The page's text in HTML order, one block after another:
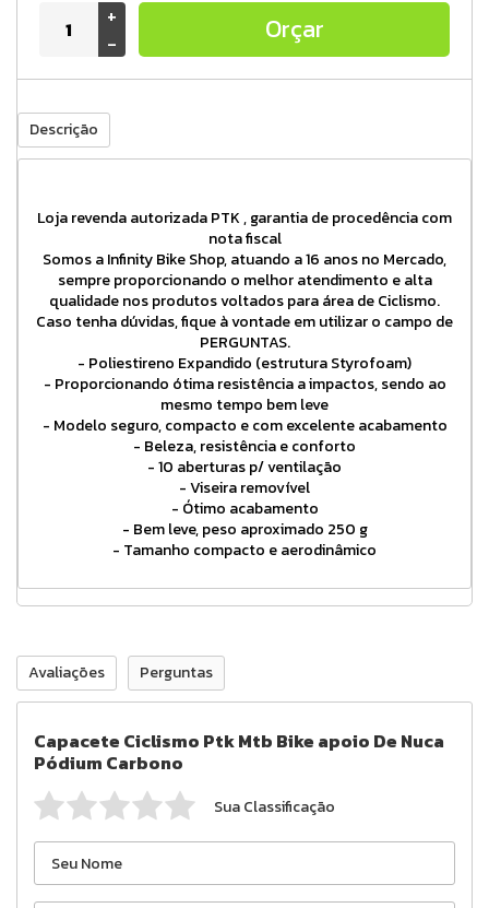
+
-
Orçar
Descrição
Loja revenda autorizada PTK , garantia de procedência com
nota fiscal
Somos a Infinity Bike Shop, atuando a 16 anos no Mercado,
sempre proporcionando o melhor atendimento e alta
qualidade nos produtos voltados para área de Ciclismo.
Caso tenha dúvidas, fique à vontade em utilizar o campo de
PERGUNTAS.
- Poliestireno Expandido (estrutura Styrofoam)
- Proporcionando ótima resistência a impactos, sendo ao
mesmo tempo bem leve
- Modelo seguro, compacto e com excelente acabamento
- Beleza, resistência e conforto
- 10 aberturas p/ ventilação
- Viseira removível
- Ótimo acabamento
- Bem leve, peso aproximado 250 g
- Tamanho compacto e aerodinâmico
Avaliações Perguntas
Capacete Ciclismo Ptk Mtb Bike apoio De Nuca
Pódium Carbono
Sua Classificação